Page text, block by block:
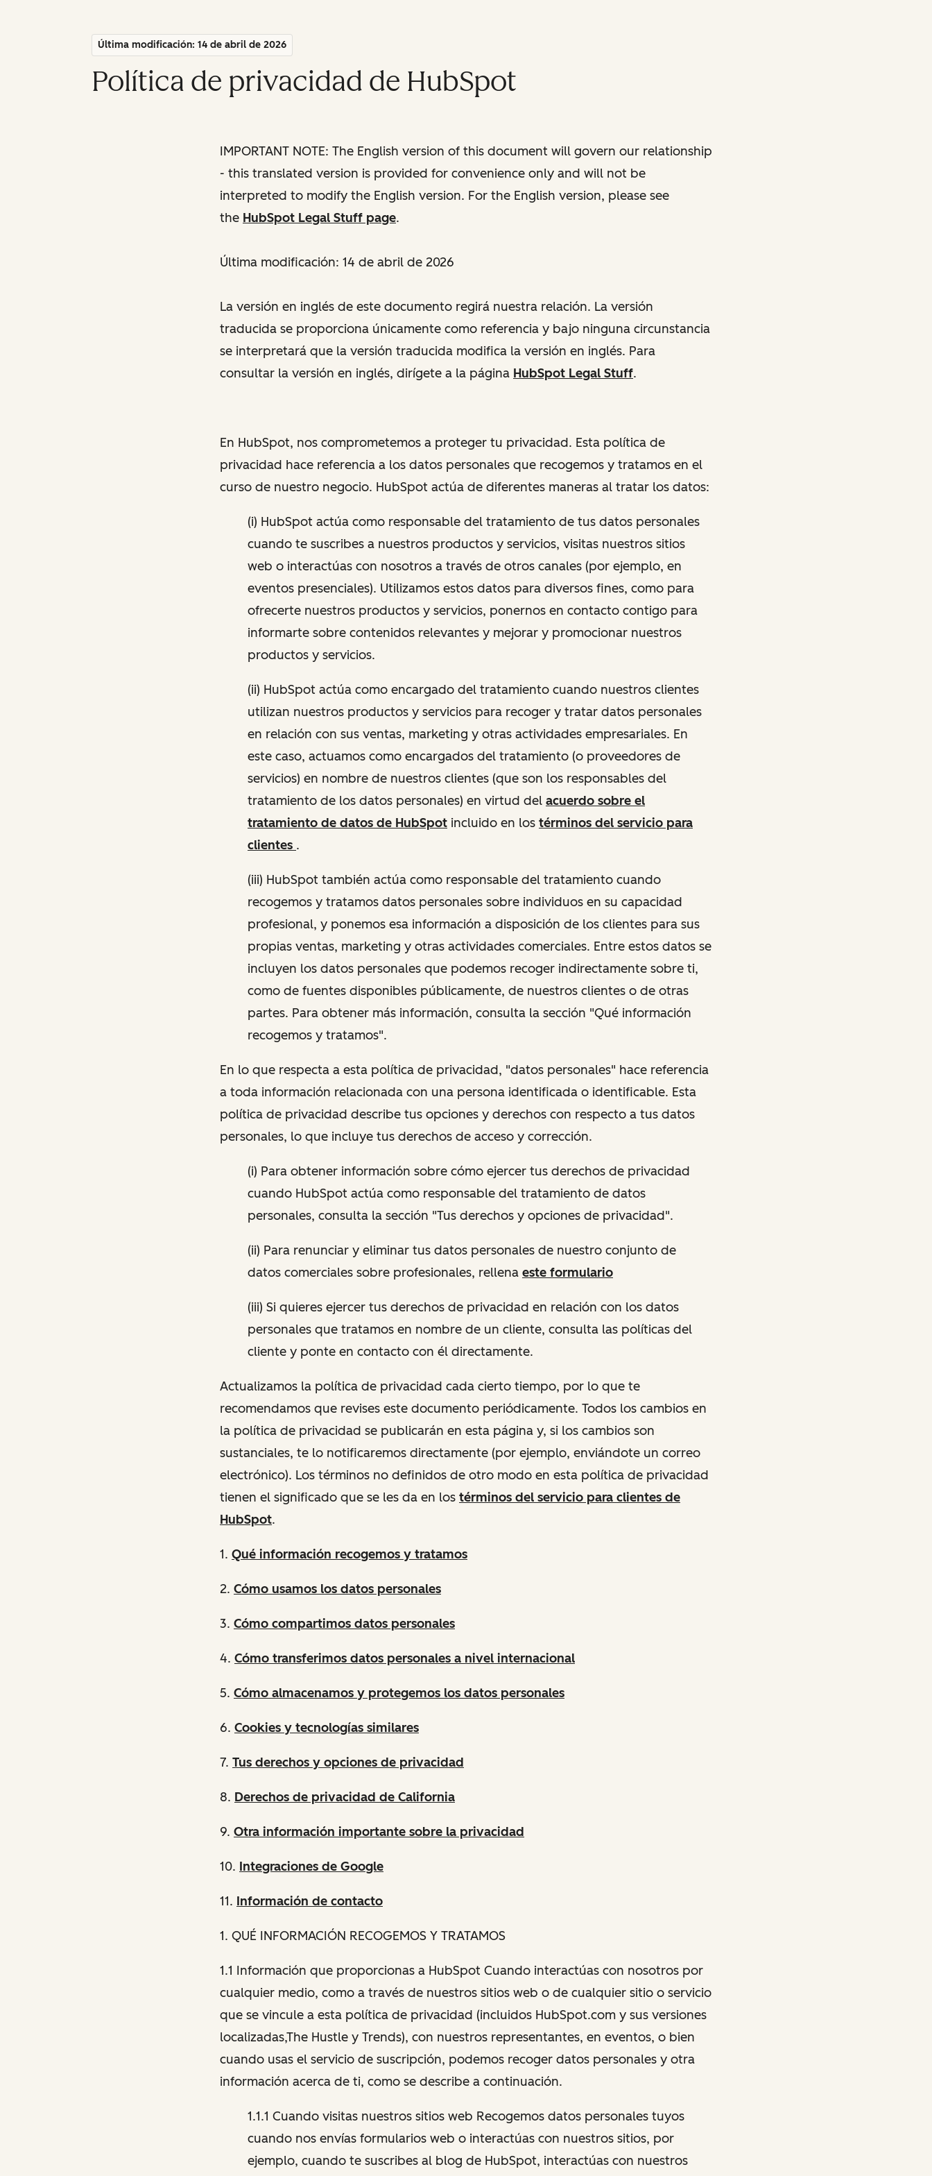
Última modificación: 14 de abril de 2026
Política de privacidad de HubSpot
IMPORTANT NOTE: The English version of this document will govern our relationship
- this translated version is provided for convenience only and will not be
interpreted to modify the English version. For the English version, please see
the HubSpot Legal Stuff page.
Última modificación: 14 de abril de 2026
La versión en inglés de este documento regirá nuestra relación. La versión
traducida se proporciona únicamente como referencia y bajo ninguna circunstancia
se interpretará que la versión traducida modifica la versión en inglés. Para
consultar la versión en inglés, dirígete a la página HubSpot Legal Stuff.
En HubSpot, nos comprometemos a proteger tu privacidad. Esta política de
privacidad hace referencia a los datos personales que recogemos y tratamos en el
curso de nuestro negocio. HubSpot actúa de diferentes maneras al tratar los datos:
(i) HubSpot actúa como responsable del tratamiento de tus datos personales
cuando te suscribes a nuestros productos y servicios, visitas nuestros sitios
web o interactúas con nosotros a través de otros canales (por ejemplo, en
eventos presenciales). Utilizamos estos datos para diversos fines, como para
ofrecerte nuestros productos y servicios, ponernos en contacto contigo para
informarte sobre contenidos relevantes y mejorar y promocionar nuestros
productos y servicios.
(ii) HubSpot actúa como encargado del tratamiento cuando nuestros clientes
utilizan nuestros productos y servicios para recoger y tratar datos personales
en relación con sus ventas, marketing y otras actividades empresariales. En
este caso, actuamos como encargados del tratamiento (o proveedores de
servicios) en nombre de nuestros clientes (que son los responsables del
tratamiento de los datos personales) en virtud del acuerdo sobre el
tratamiento de datos de HubSpot incluido en los términos del servicio para
clientes .
(iii) HubSpot también actúa como responsable del tratamiento cuando
recogemos y tratamos datos personales sobre individuos en su capacidad
profesional, y ponemos esa información a disposición de los clientes para sus
propias ventas, marketing y otras actividades comerciales. Entre estos datos se
incluyen los datos personales que podemos recoger indirectamente sobre ti,
como de fuentes disponibles públicamente, de nuestros clientes o de otras
partes. Para obtener más información, consulta la sección "Qué información
recogemos y tratamos".
En lo que respecta a esta política de privacidad, "datos personales" hace referencia
a toda información relacionada con una persona identificada o identificable. Esta
política de privacidad describe tus opciones y derechos con respecto a tus datos
personales, lo que incluye tus derechos de acceso y corrección.
(i) Para obtener información sobre cómo ejercer tus derechos de privacidad
cuando HubSpot actúa como responsable del tratamiento de datos
personales, consulta la sección "Tus derechos y opciones de privacidad".
(ii) Para renunciar y eliminar tus datos personales de nuestro conjunto de
datos comerciales sobre profesionales, rellena este formulario
(iii) Si quieres ejercer tus derechos de privacidad en relación con los datos
personales que tratamos en nombre de un cliente, consulta las políticas del
cliente y ponte en contacto con él directamente.
Actualizamos la política de privacidad cada cierto tiempo, por lo que te
recomendamos que revises este documento periódicamente. Todos los cambios en
la política de privacidad se publicarán en esta página y, si los cambios son
sustanciales, te lo notificaremos directamente (por ejemplo, enviándote un correo
electrónico). Los términos no definidos de otro modo en esta política de privacidad
tienen el significado que se les da en los términos del servicio para clientes de
HubSpot.
1. Qué información recogemos y tratamos
2. Cómo usamos los datos personales
3. Cómo compartimos datos personales
4. Cómo transferimos datos personales a nivel internacional
5. Cómo almacenamos y protegemos los datos personales
6. Cookies y tecnologías similares
7. Tus derechos y opciones de privacidad
8. Derechos de privacidad de California
9. Otra información importante sobre la privacidad
10. Integraciones de Google
11. Información de contacto
1. QUÉ INFORMACIÓN RECOGEMOS Y TRATAMOS
1.1 Información que proporcionas a HubSpot Cuando interactúas con nosotros por
cualquier medio, como a través de nuestros sitios web o de cualquier sitio o servicio
que se vincule a esta política de privacidad (incluidos HubSpot.com y sus versiones
localizadas,The Hustle y Trends), con nuestros representantes, en eventos, o bien
cuando usas el servicio de suscripción, podemos recoger datos personales y otra
información acerca de ti, como se describe a continuación.
1.1.1 Cuando visitas nuestros sitios web Recogemos datos personales tuyos
cuando nos envías formularios web o interactúas con nuestros sitios, por
ejemplo, cuando te suscribes al blog de HubSpot, interactúas con nuestros